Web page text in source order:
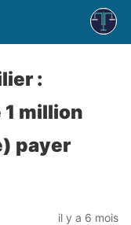
:
million
payer
il y a 6 mois